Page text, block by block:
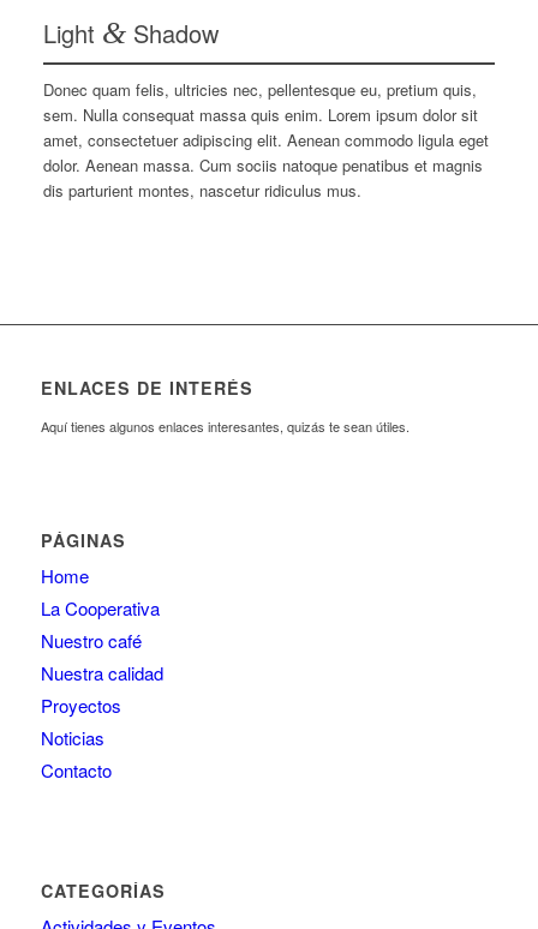
Light &Shadow
Donec quam felis, ultricies nec, pellentesque eu, pretium quis,
sem. Nulla consequat massa quis enim. Lorem ipsum dolor sit
amet, consectetuer adipiscing elit. Aenean commodo ligula eget
dolor. Aenean massa. Cum sociis natoque penatibus et magnis
dis parturient montes, nascetur ridiculus mus.
ENLACES DE INTERÉS
Aquí tienes algunos enlaces interesantes, quizás te sean útiles.
PÁGINAS
Home
La Cooperativa
Nuestro café
Nuestra calidad
Proyectos
Noticias
Contacto
CATEGORÍAS